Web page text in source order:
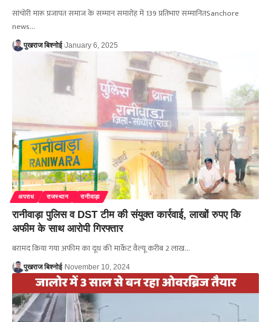
सांचोरी मारू प्रजापत समाज के सम्मान समारोह में 139 प्रतिभाए सम्मानितSanchore
news…
पुखराज बिश्नोई January 6, 2025
अपराध राजस्थान रानीवाड़ा
रानीवाड़ा पुलिस व DST टीम की संयुक्त कार्रवाई, लाखों रुपए कि
अफीम के साथ आरोपी गिरफ्तार
बरामद किया गया अफीम का दूध की मार्केट वैल्यू करीब 2 लाख…
पुखराज बिश्नोई November 10, 2024